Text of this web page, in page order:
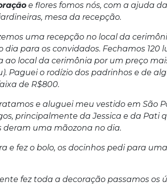
e flores fomos nós, com a ajuda
mesa da recepção.
uma recepção no local da
dia para os convidados. Fechamos 120
ao local da cerimônia por um preço
Paguei o rodízio dos padrinhos e de
de R$800.
e aluguei meu vestido em São
principalmente da Jessica e da Pati
deram uma mãozona no dia.
e fez o bolo, os docinhos pedi para
fez toda a decoração passamos os